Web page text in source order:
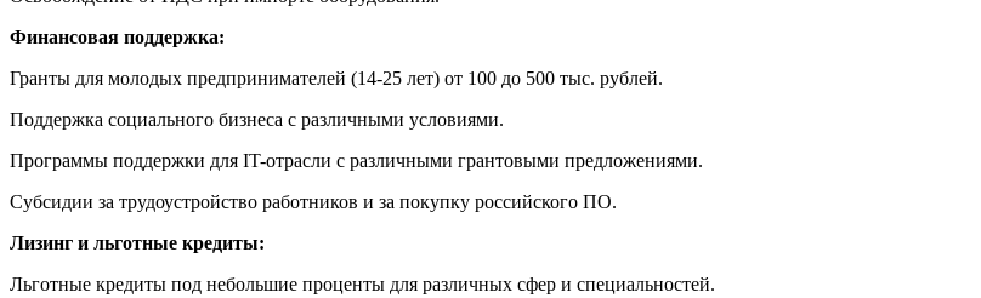
Финансовая поддержка:
Гранты для молодых предпринимателей (14-25 лет) от 100 до 500 тыс. рублей.
Поддержка социального бизнеса с различными условиями.
Программы поддержки для IT-отрасли с различными грантовыми предложениями.
Субсидии за трудоустройство работников и за покупку российского ПО.
Лизинг и льготные кредиты:
Льготные кредиты под небольшие проценты для различных сфер и специальностей.